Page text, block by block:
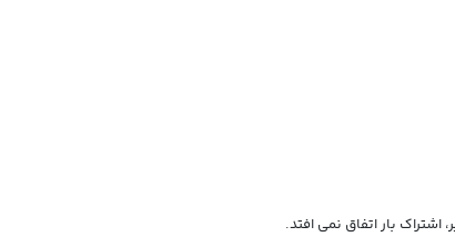
اشتراک بار اتفاق نمی افتد.